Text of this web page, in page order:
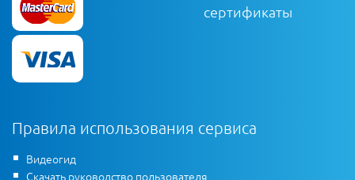
сертификаты
Правила использования сервиса
Видеогид
Скачать руководство пользователя